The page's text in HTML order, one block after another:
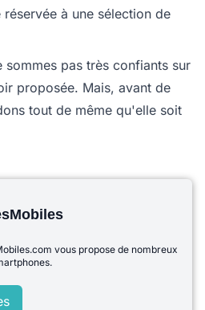
à une sélection de
sommes pas très confiants sur
proposée. Mais, avant de
tout de même qu'elle soit
vous propose de nombreux